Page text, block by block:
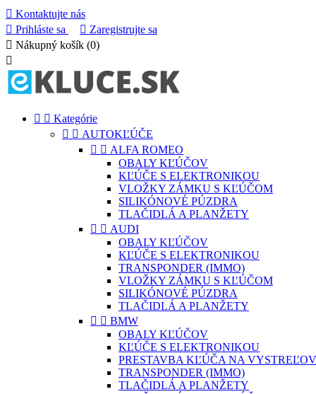
 Kontaktujte nás
 Prihláste sa  Zaregistrujte sa
 Nákupný košík (0)

  Kategórie
  AUTOKĽÚČE
  ALFA ROMEO
OBALY KĽÚČOV
KĽÚČE S ELEKTRONIKOU
VLOŽKY ZÁMKU S KĽÚČOM
SILIKÓNOVÉ PÚZDRA
TLAČIDLÁ A PLANŽETY
  AUDI
OBALY KĽÚČOV
KĽÚČE S ELEKTRONIKOU
TRANSPONDER (IMMO)
VLOŽKY ZÁMKU S KĽÚČOM
SILIKÓNOVÉ PÚZDRA
TLAČIDLÁ A PLANŽETY
  BMW
OBALY KĽÚČOV
KĽÚČE S ELEKTRONIKOU
PRESTAVBA KĽÚČA NA
TRANSPONDER (IMMO)
TLAČIDLÁ A PLANŽETY